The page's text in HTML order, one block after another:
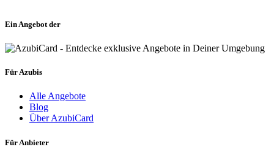
Ein Angebot der
Für Azubis
Alle Angebote
Blog
Über AzubiCard
Für Anbieter